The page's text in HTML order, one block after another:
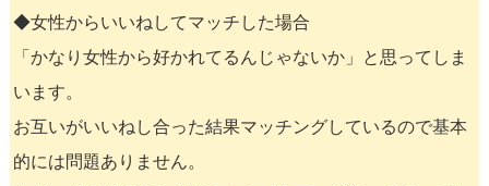
◆女性からいいねしてマッチした場合
「かなり女性から好かれてるんじゃないか」と思ってしま
います。
お互いがいいねし合った結果マッチングしているので基本
的には問題ありません。